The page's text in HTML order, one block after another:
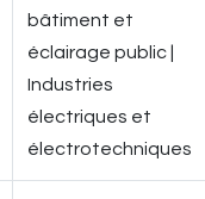
bâtiment et
éclairage public |
Industries
électriques et
électrotechniques